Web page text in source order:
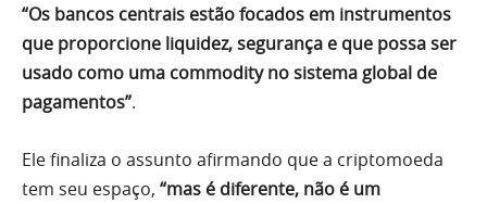
“Os bancos centrais estão focados em instrumentos
que proporcione liquidez, segurança e que possa ser
usado como uma commodity no sistema global de
pagamentos”.
Ele finaliza o assunto afirmando que a criptomoeda
tem seu espaço, “mas é diferente, não é um